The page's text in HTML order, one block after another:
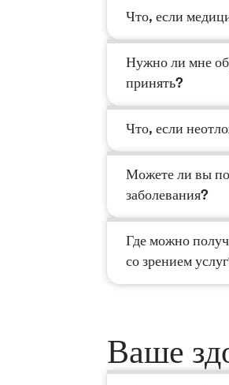
Что, если
Нужно ли мне
принять?
Что, если
Можете ли вы
заболевания?
Где можно
со зрением
Ваше